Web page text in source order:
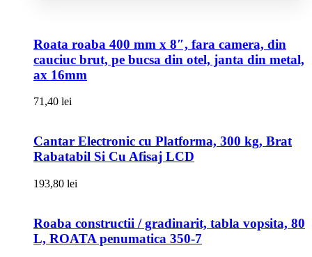
Roata roaba 400 mm x 8″, fara camera, din
cauciuc brut, pe bucsa din otel, janta din metal,
ax 16mm
71,40 lei
Cantar Electronic cu Platforma, 300 kg, Brat
Rabatabil Si Cu Afisaj LCD
193,80 lei
Roaba constructii / gradinarit, tabla vopsita, 80
L, ROATA penumatica 350-7